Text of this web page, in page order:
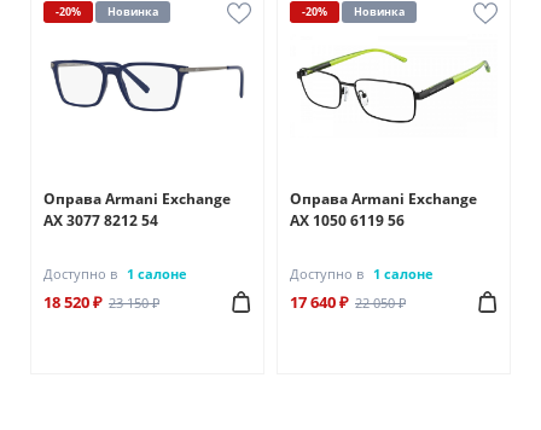
-20% Новинка
Оправа Armani Exchange
AX 3077 8212 54
Доступно в 1 салоне
18 520 ₽ 23 150 ₽
-20% Новинка
Оправа Armani Exchange
AX 1050 6119 56
Доступно в 1 салоне
17 640 ₽ 22 050 ₽